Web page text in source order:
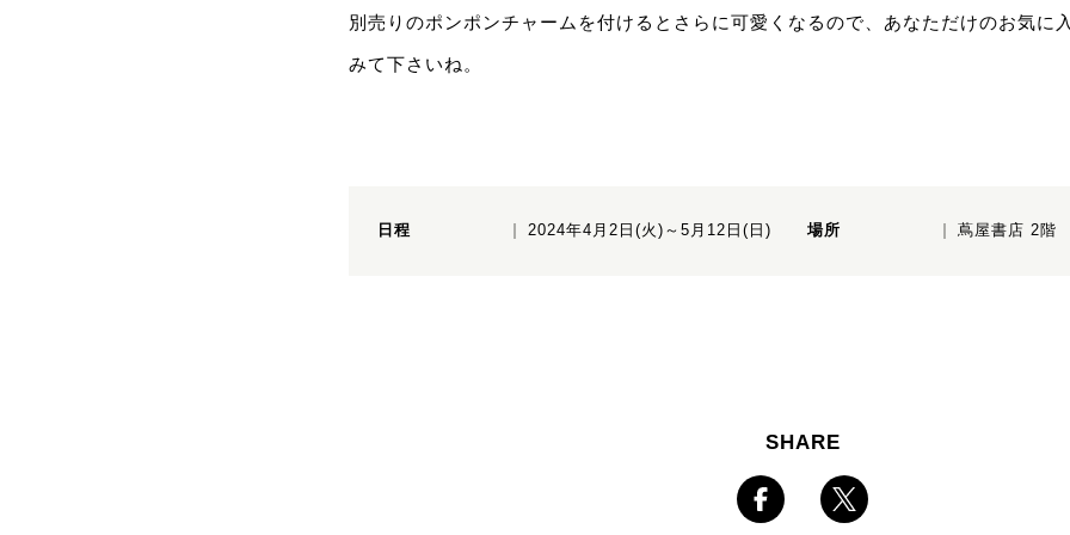
別売りのポンポンチャームを付けるとさらに可愛くなるので、あなただけのお気に
みて下さいね。
日程 2024年4月2日(火)～5月12日(日) 場所 蔦屋書店 2階
SHARE